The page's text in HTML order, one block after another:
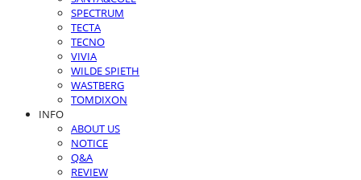
SPECTRUM
TECTA
TECNO
VIVIA
WILDE SPIETH
WASTBERG
TOMDIXON
INFO
ABOUT US
NOTICE
Q&A
REVIEW